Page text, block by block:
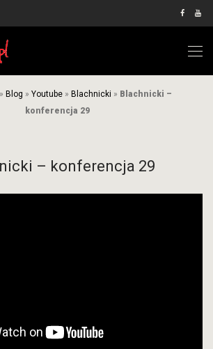
» Blog » Youtube » Blachnicki » Blachnicki –
konferencja 29
– konferencja 29